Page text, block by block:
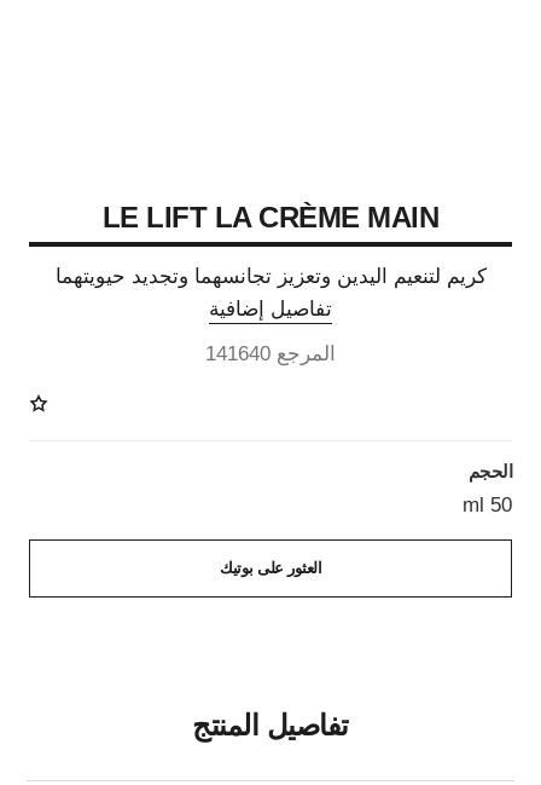
LE LIFT LA CRÈME MAIN
كريم لتنعيم اليدين وتعزيز تجانسهما وتجديد حيويتهما
تفاصيل إضافية
المرجع 141640
الحجم
50 ml
العثور على بوتيك
تفاصيل المنتج